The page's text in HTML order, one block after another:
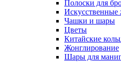
Полоски для
Чашки и шары
Цветы
Китайские
Жонглирование
Шары для